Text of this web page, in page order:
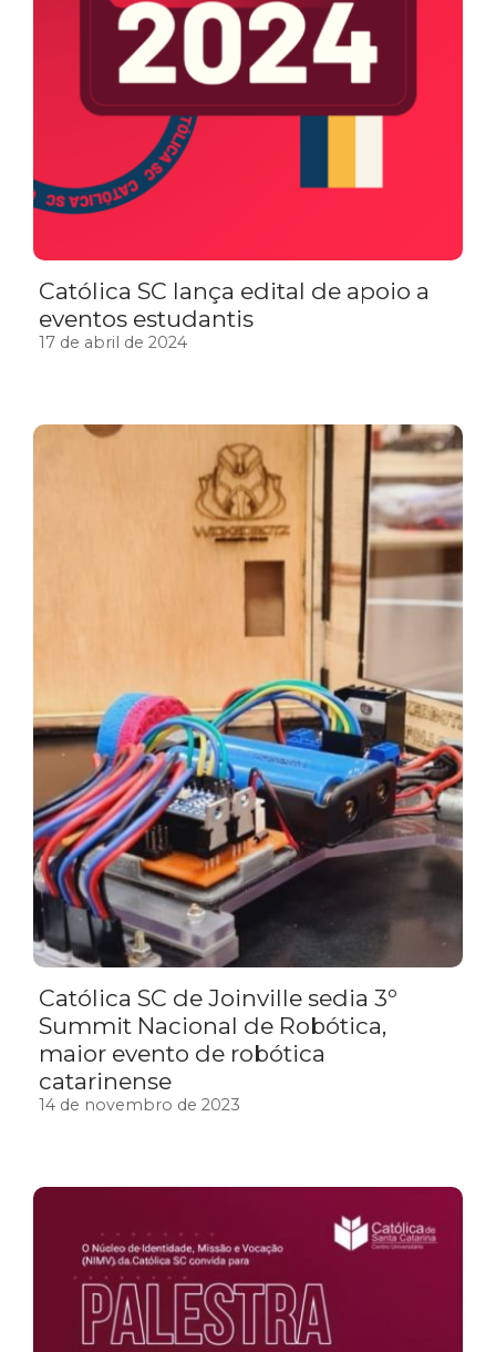
Católica SC lança edital de apoio a
eventos estudantis
17 de abril de 2024
Católica SC de Joinville sedia 3º
Summit Nacional de Robótica,
maior evento de robótica
catarinense
14 de novembro de 2023